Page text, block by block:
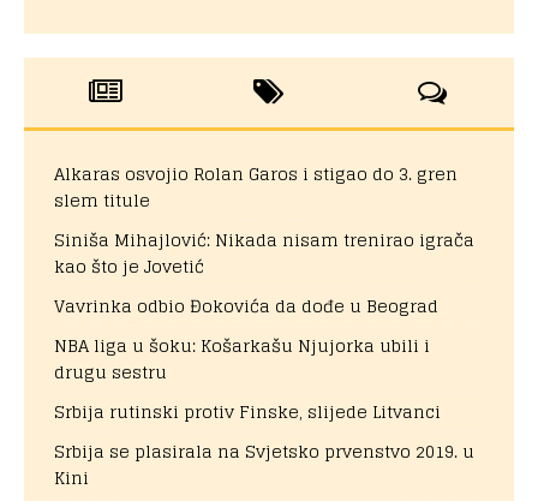
Alkaras osvojio Rolan Garos i stigao do 3. gren
slem titule
Siniša Mihajlović: Nikada nisam trenirao igrača
kao što je Jovetić
Vavrinka odbio Đokovića da dođe u Beograd
NBA liga u šoku: Košarkašu Njujorka ubili i
drugu sestru
Srbija rutinski protiv Finske, slijede Litvanci
Srbija se plasirala na Svjetsko prvenstvo 2019. u
Kini